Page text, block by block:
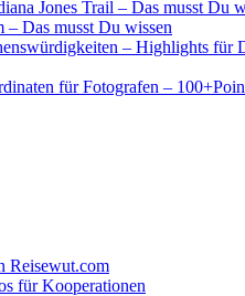
Jones Trail – Das musst Du
– Das musst Du wissen
– Highlights für
für Fotografen –
Reisewut.com
für Kooperationen